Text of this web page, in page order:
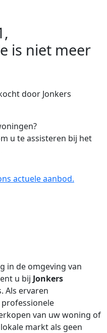
is niet meer
door Jonkers
u te assisteren bij het
actuele aanbod.
in de omgeving van
u bij Jonkers
Als ervaren
van uw woning of
markt als geen